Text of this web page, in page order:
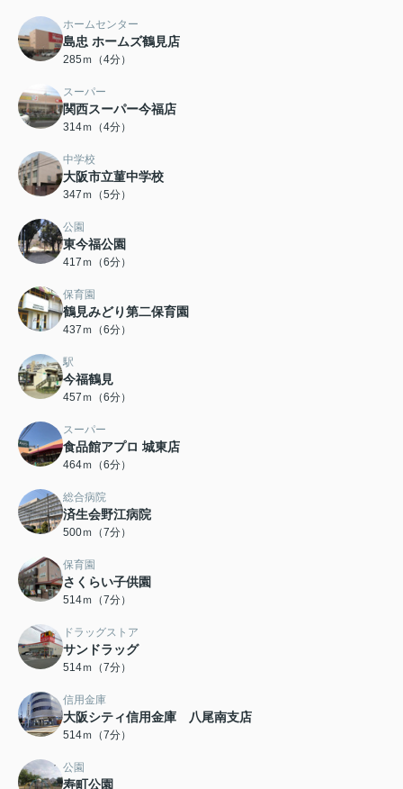
ホームセンター
島忠 ホームズ鶴見店
285ｍ（4分）
スーパー
関西スーパー今福店
314ｍ（4分）
中学校
大阪市立菫中学校
347ｍ（5分）
公園
東今福公園
417ｍ（6分）
保育園
鶴見みどり第二保育園
437ｍ（6分）
駅
今福鶴見
457ｍ（6分）
スーパー
食品館アプロ 城東店
464ｍ（6分）
総合病院
済生会野江病院
500ｍ（7分）
保育園
さくらい子供園
514ｍ（7分）
ドラッグストア
サンドラッグ
514ｍ（7分）
信用金庫
大阪シティ信用金庫 八尾南支店
514ｍ（7分）
公園
寿町公園